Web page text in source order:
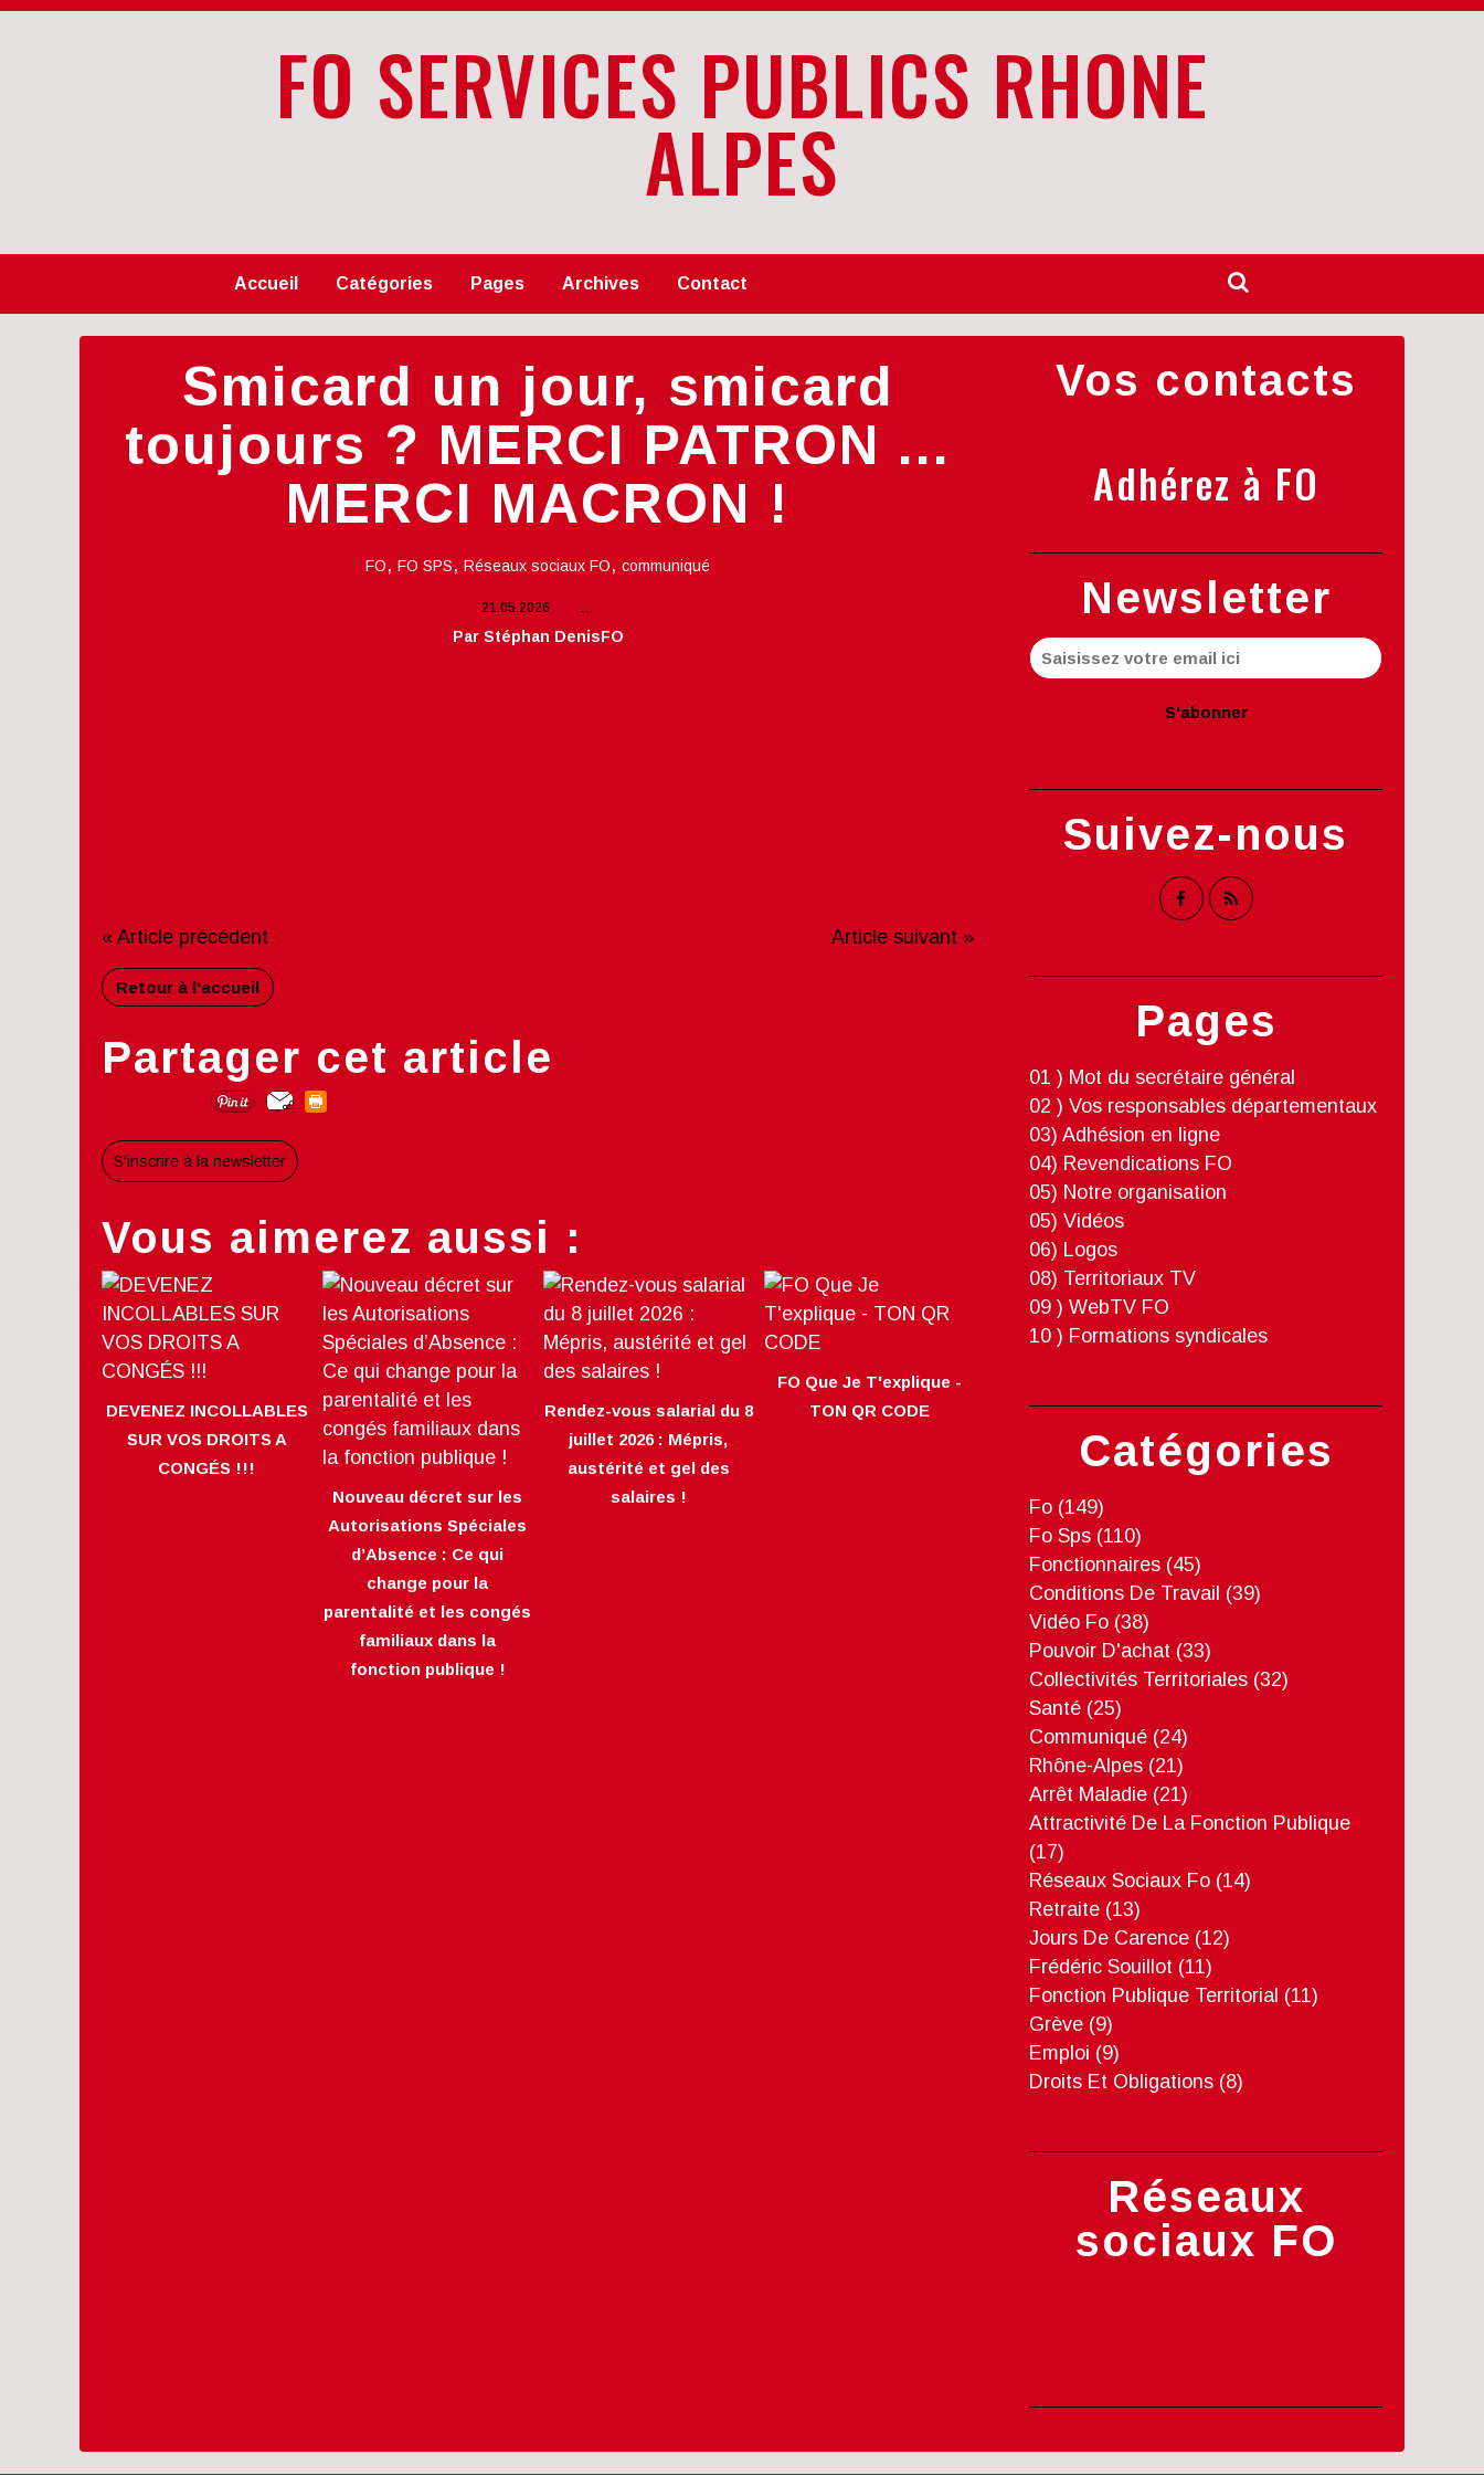
FO SERVICES PUBLICS RHONE
ALPES
Accueil Catégories Pages Archives Contact
Smicard un jour, smicard
toujours ? MERCI PATRON ...
MERCI MACRON !
FO, FO SPS, Réseaux sociaux FO, communiqué
21.05.2026 …
Par Stéphan DenisFO
« Article précédent Article suivant »
Retour à l'accueil
Partager cet article
S'inscrire à la newsletter
Vous aimerez aussi :
DEVENEZ INCOLLABLES
SUR VOS DROITS A
CONGÉS !!!
Nouveau décret sur les
Autorisations Spéciales
d’Absence : Ce qui
change pour la
parentalité et les congés
familiaux dans la
fonction publique !
Rendez-vous salarial du 8
juillet 2026 : Mépris,
austérité et gel des
salaires !
FO Que Je T'explique -
TON QR CODE
Newsletter
Catégories
Fo (149)
Fo Sps (110)
Fonctionnaires (45)
Conditions De Travail (39)
Vidéo Fo (38)
Pouvoir D'achat (33)
Collectivités Territoriales (32)
Santé (25)
Communiqué (24)
Rhône-Alpes (21)
Arrêt Maladie (21)
Attractivité De La Fonction Publique
(17)
Réseaux Sociaux Fo (14)
Retraite (13)
Jours De Carence (12)
Frédéric Souillot (11)
Fonction Publique Territorial (11)
Grève (9)
Emploi (9)
Droits Et Obligations (8)
Pages
01 ) Mot du secrétaire général
02 ) Vos responsables départementaux
03) Adhésion en ligne
04) Revendications FO
05) Notre organisation
05) Vidéos
06) Logos
08) Territoriaux TV
09 ) WebTV FO
10 ) Formations syndicales
Suivez-nous
Réseaux
sociaux FO
Vos contacts
Adhérez à FO